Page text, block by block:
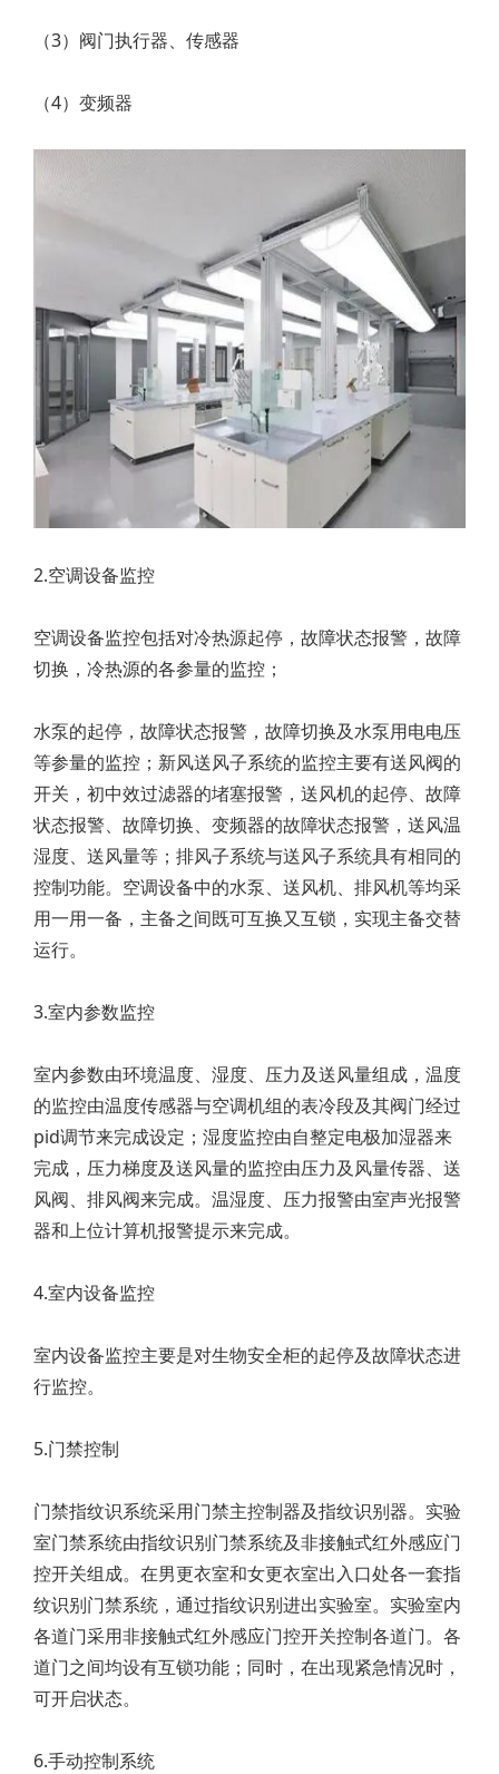
（3）阀门执行器、传感器
（4）变频器
2.空调设备监控
空调设备监控包括对冷热源起停，故障状态报警，故障
切换，冷热源的各参量的监控；
水泵的起停，故障状态报警，故障切换及水泵用电电压
等参量的监控；新风送风子系统的监控主要有送风阀的
开关，初中效过滤器的堵塞报警，送风机的起停、故障
状态报警、故障切换、变频器的故障状态报警，送风温
湿度、送风量等；排风子系统与送风子系统具有相同的
控制功能。空调设备中的水泵、送风机、排风机等均采
用一用一备，主备之间既可互换又互锁，实现主备交替
运行。
3.室内参数监控
室内参数由环境温度、湿度、压力及送风量组成，温度
的监控由温度传感器与空调机组的表冷段及其阀门经过
pid调节来完成设定；湿度监控由自整定电极加湿器来
完成，压力梯度及送风量的监控由压力及风量传器、送
风阀、排风阀来完成。温湿度、压力报警由室声光报警
器和上位计算机报警提示来完成。
4.室内设备监控
室内设备监控主要是对生物安全柜的起停及故障状态进
行监控。
5.门禁控制
门禁指纹识系统采用门禁主控制器及指纹识别器。实验
室门禁系统由指纹识别门禁系统及非接触式红外感应门
控开关组成。在男更衣室和女更衣室出入口处各一套指
纹识别门禁系统，通过指纹识别进出实验室。实验室内
各道门采用非接触式红外感应门控开关控制各道门。各
道门之间均设有互锁功能；同时，在出现紧急情况时，
可开启状态。
6.手动控制系统